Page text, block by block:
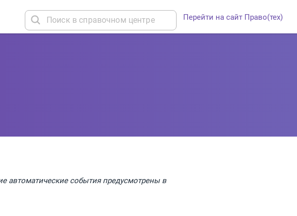
Перейти на сайт Право(тех)
автоматические события предусмотрены в